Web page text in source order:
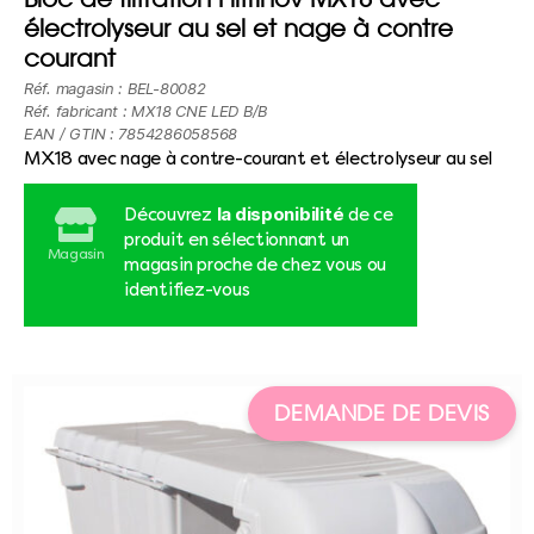
électrolyseur au sel et nage à contre
courant
Réf. magasin : BEL-80082
Réf. fabricant : MX18 CNE LED B/B
EAN / GTIN : 7854286058568
MX18 avec nage à contre-courant et électrolyseur au sel
Magasin
Découvrez la disponibilité de ce
produit en sélectionnant un
magasin proche de chez vous ou
identifiez-vous
DEMANDE DE DEVIS